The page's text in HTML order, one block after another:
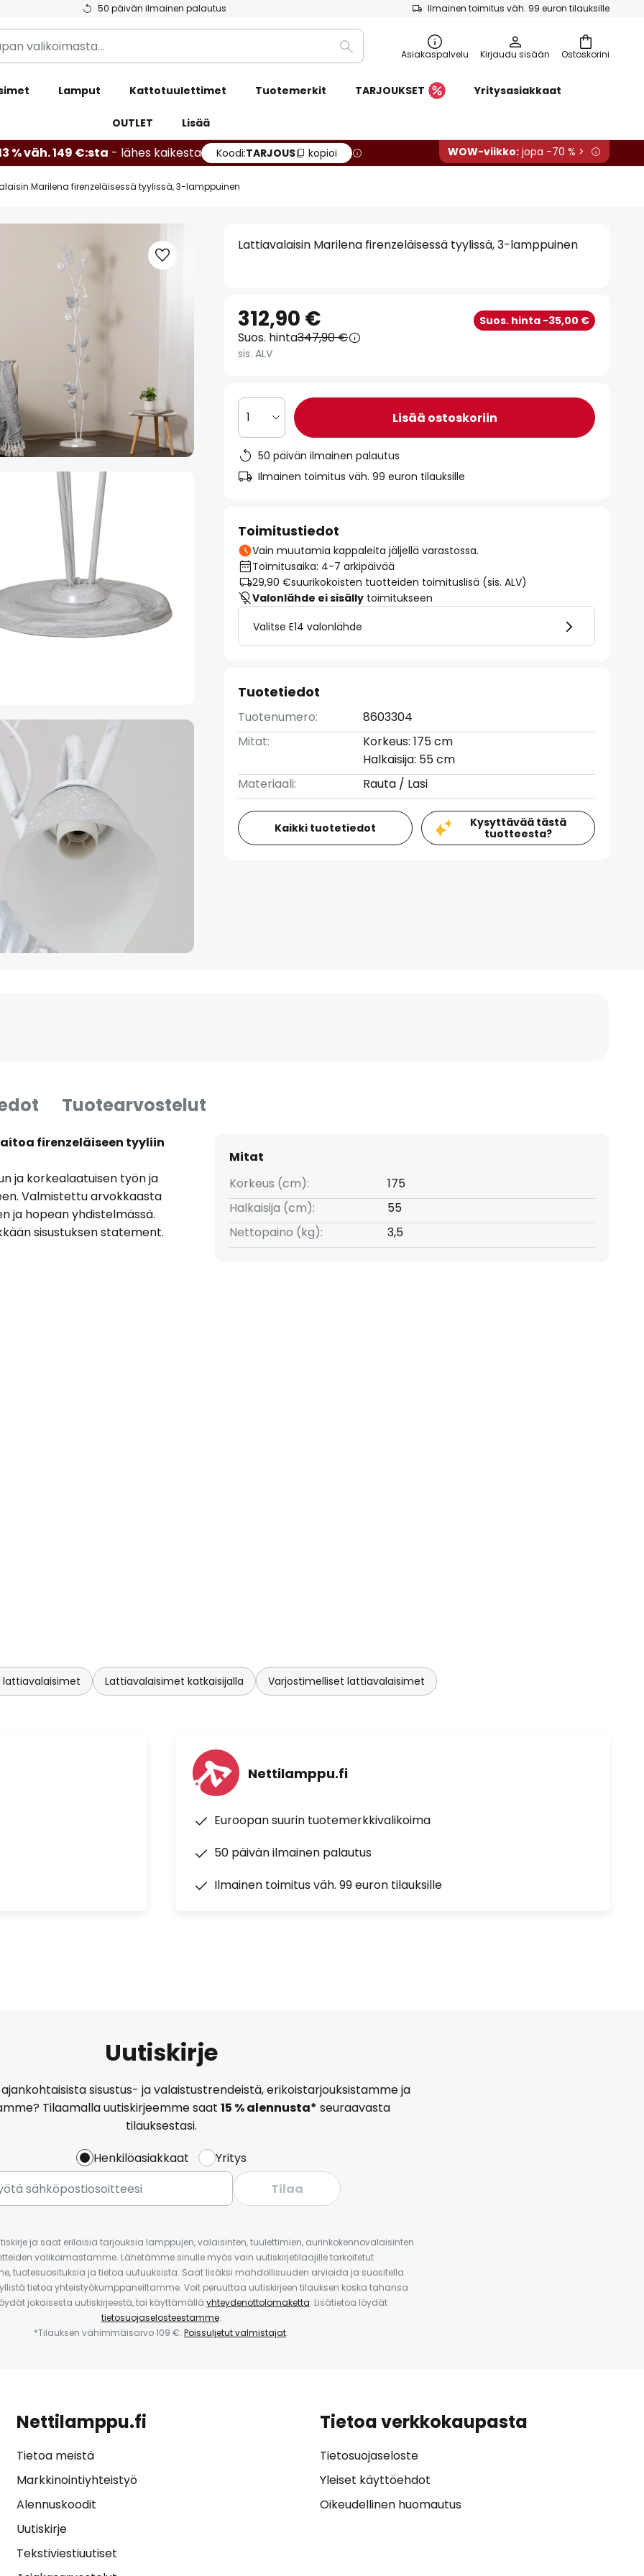
50 päivän ilmainen palautus Ilmainen toimitus väh. 99 euron tilauksille
Ostoskorini
Etsi Asiakaspalvelu Kirjaudu sisään
Lamput Kattotuulettimet Tuotemerkit TARJOUKSET Yritysasiakkaat
OUTLET Lisää
% väh. 149 €:sta - lähes kaikesta Koodi:TARJOUS kopioi WOW-viikko: jopa -70 % >
Marilena firenzeläisessä tyylissä, 3-lamppuinen
Lattiavalaisin Marilena firenzeläisessä tyylissä, 3-lamppuinen
312,90 € Suos. hinta -35,00 €
Suos. hinta347,90 €
sis. ALV
1 Lisää ostoskoriin
50 päivän ilmainen palautus
Ilmainen toimitus väh. 99 euron tilauksille
Toimitustiedot
Vain muutamia kappaleita jäljellä varastossa.
Toimitusaika: 4-7 arkipäivää
29,90 €suurikokoisten tuotteiden toimituslisä (sis. ALV)
Valonlähde ei sisälly toimitukseen
Valitse E14 valonlähde
Tuotetiedot
Tuotenumero:
8603304
Mitat:
Korkeus: 175 cm
Halkaisija: 55 cm
Materiaali:
Rauta / Lasi
Kaikki tuotetiedot
Kysyttävää tästä
tuotteesta?
Tuotearvostelut
firenzeläiseen tyyliin
ja korkealaatuisen työn ja
Valmistettu arvokkaasta
ja hopean yhdistelmässä.
sisustuksen statement.
Mitat
Korkeus (cm):
175
Halkaisija (cm):
55
Nettopaino (kg):
3,5
lattiavalaisimet Lattiavalaisimet katkaisijalla Varjostimelliset lattiavalaisimet
Nettilamppu.fi
Euroopan suurin tuotemerkkivalikoima
50 päivän ilmainen palautus
Ilmainen toimitus väh. 99 euron tilauksille
Uutiskirje
sisustus- ja valaistustrendeistä, erikoistarjouksistamme ja
Tilaamalla uutiskirjeemme saat 15 % alennusta* seuraavasta
tilauksestasi.
Henkilöasiakkaat
Yritys
Tilaa
ja saat erilaisia tarjouksia lamppujen, valaisinten, tuulettimien, aurinkokennovalaisinten
valikoimastamme. Lähetämme sinulle myös vain uutiskirjetilaajille tarkoitetut
tuotesuosituksia ja tietoa uutuuksista. Saat lisäksi mahdollisuuden arvioida ja suositella
tietoa yhteistyökumppaneiltamme. Voit peruuttaa uutiskirjeen tilauksen koska tahansa
jokaisesta uutiskirjeestä, tai käyttämällä yhteydenottolomaketta. Lisätietoa löydät
tietosuojaselosteestamme.
*Tilauksen vähimmäisarvo 109 €. Poissuljetut valmistajat.
Nettilamppu.fi
Tietoa meistä
Markkinointiyhteistyö
Alennuskoodit
Uutiskirje
Tekstiviestiuutiset
Tietoa verkkokaupasta
Tietosuojaseloste
Yleiset käyttöehdot
Oikeudellinen huomautus